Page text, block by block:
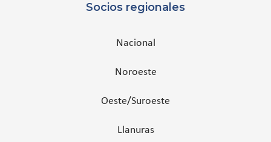
Socios regionales
Nacional
Noroeste
Oeste/Suroeste
Llanuras